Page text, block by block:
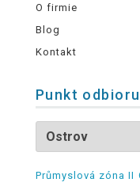
O firmie
Blog
Kontakt
Punkt odbioru
Průmyslová zóna II